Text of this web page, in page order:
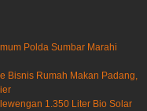
Polda Sumbar Marahi
Bisnis Rumah Makan Padang,
1.350 Liter Bio Solar